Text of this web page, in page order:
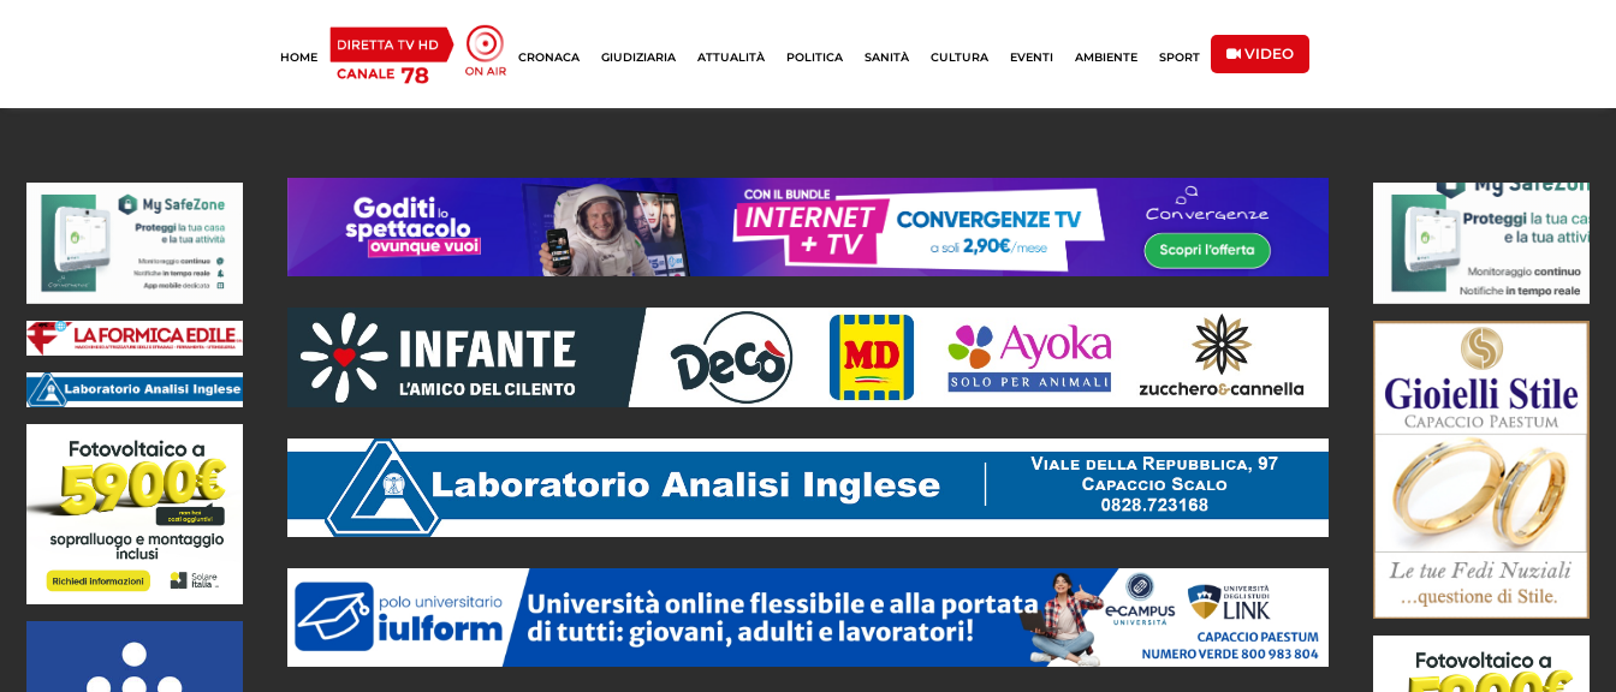
HOME CRONACA GIUDIZIARIA ATTUALITÀ POLITICA SANITÀ CULTURA EVENTI AMBIENTE SPORT VIDEO